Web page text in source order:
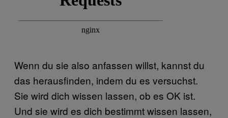
Wenn du sie also anfassen willst, kannst du
das herausfinden, indem du es versuchst.
Sie wird dich wissen lassen, ob es OK ist.
Und sie wird es dich bestimmt wissen lassen,